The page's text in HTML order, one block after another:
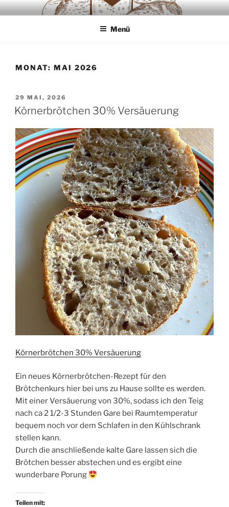
Zum
InhaltSAUERTEIGLIEBE
Backwaren ausschliesslich aus Sauerteig
Menü
MONAT: MAI 2026
VERÖFFENTLICHT
AM
29 MAI, 2026
Körnerbrötchen 30% Versäuerung
Körnerbrötchen 30% Versäuerung
Ein neues Körnerbrötchen-Rezept für den
Brötchenkurs hier bei uns zu Hause sollte es werden.
Mit einer Versäuerung von 30%, sodass ich den Teig
nach ca 2 1/2-3 Stunden Gare bei Raumtemperatur
bequem noch vor dem Schlafen in den Kühlschrank
stellen kann.
Durch die anschließende kalte Gare lassen sich die
Brötchen besser abstechen und es ergibt eine
wunderbare Porung
Teilen mit: